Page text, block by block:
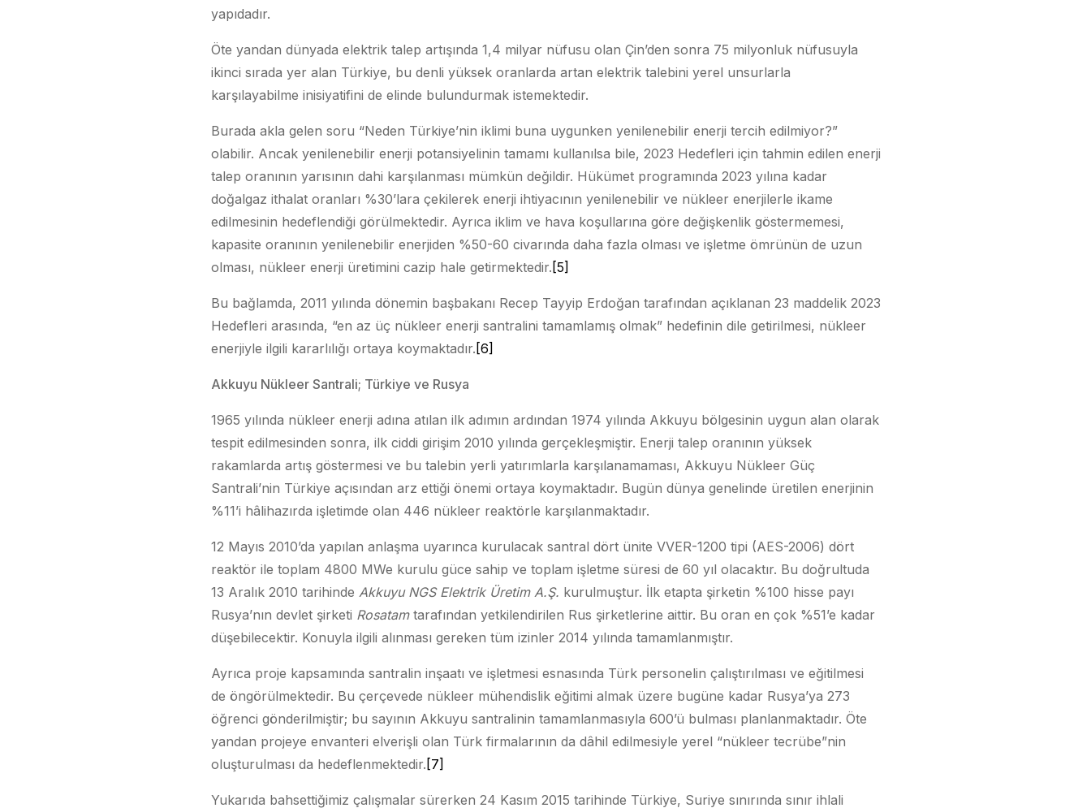
yapıdadır.
Öte yandan dünyada elektrik talep artışında 1,4 milyar nüfusu olan Çin’den sonra 75 milyonluk nüfusuyla
ikinci sırada yer alan Türkiye, bu denli yüksek oranlarda artan elektrik talebini yerel unsurlarla
karşılayabilme inisiyatifini de elinde bulundurmak istemektedir.
Burada akla gelen soru “Neden Türkiye’nin iklimi buna uygunken yenilenebilir enerji tercih edilmiyor?”
olabilir. Ancak yenilenebilir enerji potansiyelinin tamamı kullanılsa bile, 2023 Hedefleri için tahmin edilen enerji
talep oranının yarısının dahi karşılanması mümkün değildir. Hükümet programında 2023 yılına kadar
doğalgaz ithalat oranları %30’lara çekilerek enerji ihtiyacının yenilenebilir ve nükleer enerjilerle ikame
edilmesinin hedeflendiği görülmektedir. Ayrıca iklim ve hava koşullarına göre değişkenlik göstermemesi,
kapasite oranının yenilenebilir enerjiden %50-60 civarında daha fazla olması ve işletme ömrünün de uzun
olması, nükleer enerji üretimini cazip hale getirmektedir. [5]
Bu bağlamda, 2011 yılında dönemin başbakanı Recep Tayyip Erdoğan tarafından açıklanan 23 maddelik 2023
Hedefleri arasında, “en az üç nükleer enerji santralini tamamlamış olmak” hedefinin dile getirilmesi, nükleer
enerjiyle ilgili kararlılığı ortaya koymaktadır. [6]
Akkuyu Nükleer Santrali; Türkiye ve Rusya
1965 yılında nükleer enerji adına atılan ilk adımın ardından 1974 yılında Akkuyu bölgesinin uygun alan olarak
tespit edilmesinden sonra, ilk ciddi girişim 2010 yılında gerçekleşmiştir. Enerji talep oranının yüksek
rakamlarda artış göstermesi ve bu talebin yerli yatırımlarla karşılanamaması, Akkuyu Nükleer Güç
Santrali’nin Türkiye açısından arz ettiği önemi ortaya koymaktadır. Bugün dünya genelinde üretilen enerjinin
%11’i hâlihazırda işletimde olan 446 nükleer reaktörle karşılanmaktadır.
12 Mayıs 2010’da yapılan anlaşma uyarınca kurulacak santral dört ünite VVER-1200 tipi (AES-2006) dört
reaktör ile toplam 4800 MWe kurulu güce sahip ve toplam işletme süresi de 60 yıl olacaktır. Bu doğrultuda
13 Aralık 2010 tarihinde Akkuyu NGS Elektrik Üretim A.Ş. kurulmuştur. İlk etapta şirketin %100 hisse payı
Rusya’nın devlet şirketi Rosatamtarafından yetkilendirilen Rus şirketlerine aittir. Bu oran en çok %51’e kadar
düşebilecektir. Konuyla ilgili alınması gereken tüm izinler 2014 yılında tamamlanmıştır.
Ayrıca proje kapsamında santralin inşaatı ve işletmesi esnasında Türk personelin çalıştırılması ve eğitilmesi
de öngörülmektedir. Bu çerçevede nükleer mühendislik eğitimi almak üzere bugüne kadar Rusya’ya 273
öğrenci gönderilmiştir; bu sayının Akkuyu santralinin tamamlanmasıyla 600’ü bulması planlanmaktadır. Öte
yandan projeye envanteri elverişli olan Türk firmalarının da dâhil edilmesiyle yerel “nükleer tecrübe”nin
oluşturulması da hedeflenmektedir. [7]
Yukarıda bahsettiğimiz çalışmalar sürerken 24 Kasım 2015 tarihinde Türkiye, Suriye sınırında sınır ihlali